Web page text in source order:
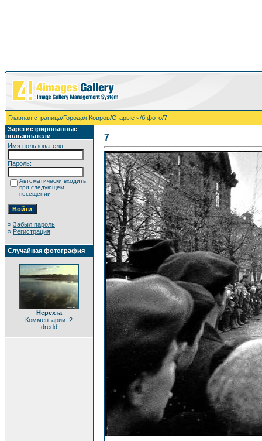
Главная страница/Города/г.Ковров/Старые ч/б фото/7
Зарегистрированные
пользователи
Имя пользователя:
Пароль:
Автоматически входить
при следующем
посещении
» Забыл пароль
» Регистрация
Случайная фотография
Нерехта
Комментарии: 2
dredd
7